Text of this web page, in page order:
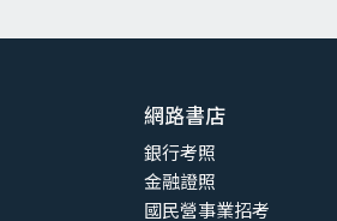
網路書店
銀行考照
金融證照
國民營事業招考